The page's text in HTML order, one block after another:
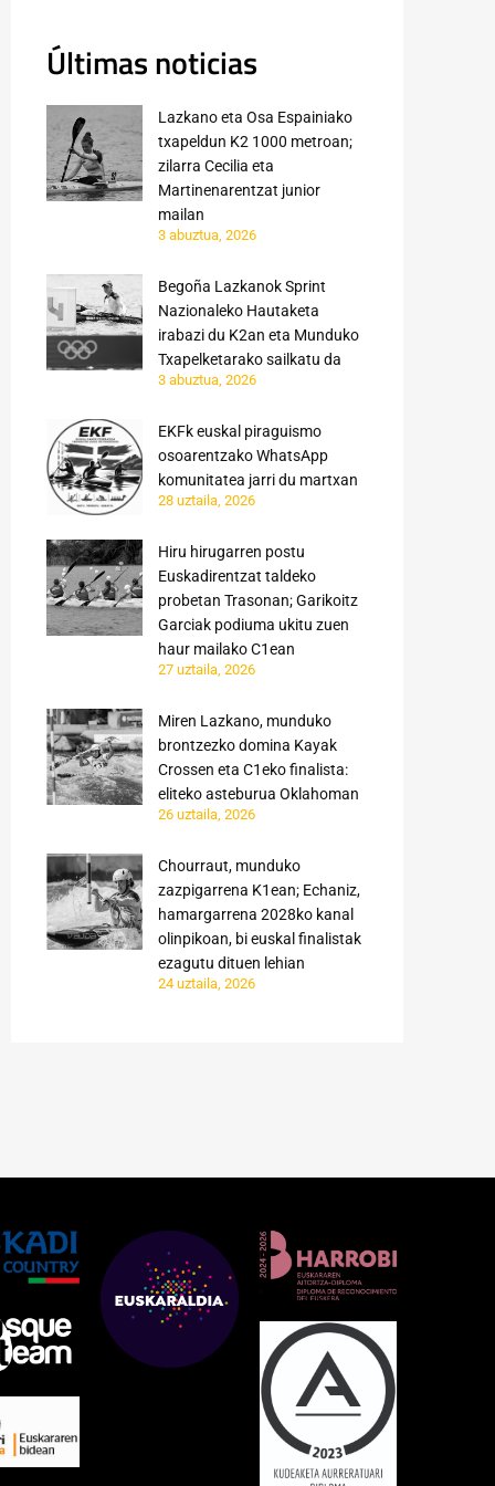
Últimas noticias
Lazkano eta Osa Espainiako
txapeldun K2 1000 metroan;
zilarra Cecilia eta
Martinenarentzat junior
mailan
3 abuztua, 2026
Begoña Lazkanok Sprint
Nazionaleko Hautaketa
irabazi du K2an eta Munduko
Txapelketarako sailkatu da
3 abuztua, 2026
EKFk euskal piraguismo
osoarentzako WhatsApp
komunitatea jarri du martxan
28 uztaila, 2026
Hiru hirugarren postu
Euskadirentzat taldeko
probetan Trasonan; Garikoitz
Garciak podiuma ukitu zuen
haur mailako C1ean
27 uztaila, 2026
Miren Lazkano, munduko
brontzezko domina Kayak
Crossen eta C1eko finalista:
eliteko asteburua Oklahoman
26 uztaila, 2026
Chourraut, munduko
zazpigarrena K1ean; Echaniz,
hamargarrena 2028ko kanal
olinpikoan, bi euskal finalistak
ezagutu dituen lehian
24 uztaila, 2026